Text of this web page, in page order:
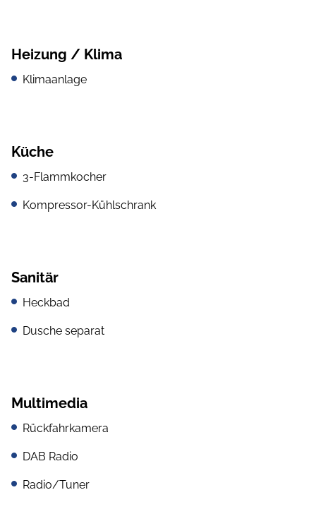
Heizung / Klima
Klimaanlage
Küche
3-Flammkocher
Kompressor-Kühlschrank
Sanitär
Heckbad
Dusche separat
Multimedia
Rückfahrkamera
DAB Radio
Radio/Tuner